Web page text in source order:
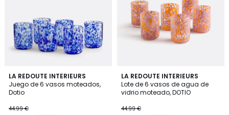
LA REDOUTE INTERIEURS
Juego de 6 vasos moteados,
Dotio
44.99 €
4,4
/ 5
LA REDOUTE INTERIEURS
Lote de 6 vasos de agua de
vidrio moteado, DOTIO
44.99 €